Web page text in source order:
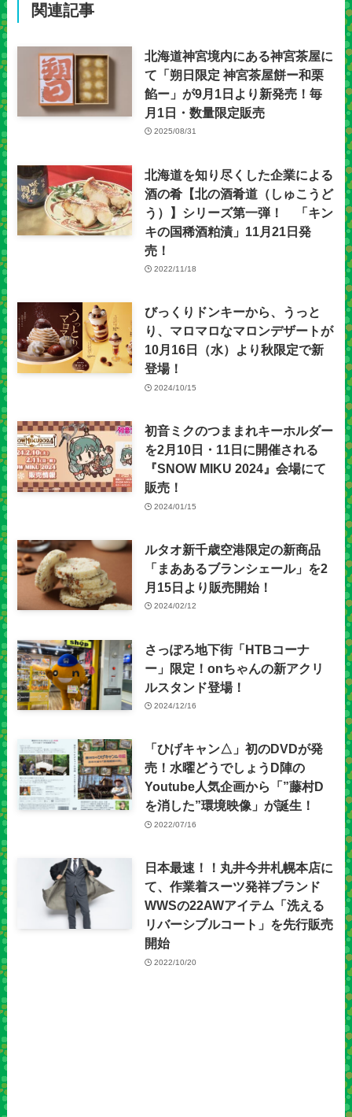
関連記事
北海道神宮境内にある神宮茶屋に
て「朔日限定 神宮茶屋餅ー和栗
餡ー」が9月1日より新発売！毎
月1日・数量限定販売
2025/08/31
北海道を知り尽くした企業による
酒の肴【北の酒肴道（しゅこうど
う）】シリーズ第一弾！ 「キン
キの国稀酒粕漬」11月21日発
売！
2022/11/18
びっくりドンキーから、うっと
り、マロマロなマロンデザートが
10月16日（水）より秋限定で新
登場！
2024/10/15
初音ミクのつままれキーホルダー
を2月10日・11日に開催される
『SNOW MIKU 2024』会場にて
販売！
2024/01/15
ルタオ新千歳空港限定の新商品
「まああるブランシェール」を2
月15日より販売開始！
2024/02/12
さっぽろ地下街「HTBコーナ
ー」限定！onちゃんの新アクリ
ルスタンド登場！
2024/12/16
「ひげキャン△」初のDVDが発
売！水曜どうでしょうD陣の
Youtube人気企画から「”藤村D
を消した”環境映像」が誕生！
2022/07/16
日本最速！！丸井今井札幌本店に
て、作業着スーツ発祥ブランド
WWSの22AWアイテム「洗える
リバーシブルコート」を先行販売
開始
2022/10/20